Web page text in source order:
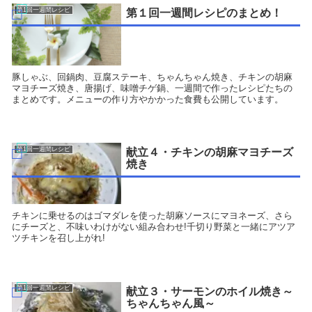
第1回一週間レシピ 第１回一週間レシピのまとめ！
豚しゃぶ、回鍋肉、豆腐ステーキ、ちゃんちゃん焼き、チキンの胡麻
マヨチーズ焼き、唐揚げ、味噌チゲ鍋、一週間で作ったレシピたちの
まとめです。メニューの作り方やかかった食費も公開しています。
第1回一週間レシピ
献立４・チキンの胡麻マヨチーズ
焼き
チキンに乗せるのはゴマダレを使った胡麻ソースにマヨネーズ、さら
にチーズと、不味いわけがない組み合わせ!千切り野菜と一緒にアツア
ツチキンを召し上がれ!
第1回一週間レシピ
献立３・サーモンのホイル焼き～
ちゃんちゃん風～